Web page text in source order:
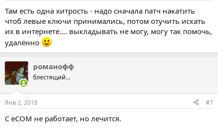
Там есть одна хитрость - надо сначала патч накатить
чтоб левые ключи принимались, потом отучить искать
их в интернете.... выкладывать не могу, могу так помочь,
удалённо
романофф
блестящий...
Янв 2, 2018 #7
С еCOM не работает, но лечится.